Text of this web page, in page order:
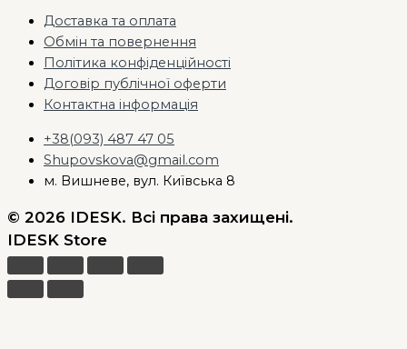
Доставка та оплата
Обмін та повернення
Політика конфіденційності
Договір публічної оферти
Контактна інформація
+38(093) 487 47 05
Shupovskova@gmail.com
м. Вишневе, вул. Київська 8
© 2026 IDESK. Всі права захищені.
IDESK Store